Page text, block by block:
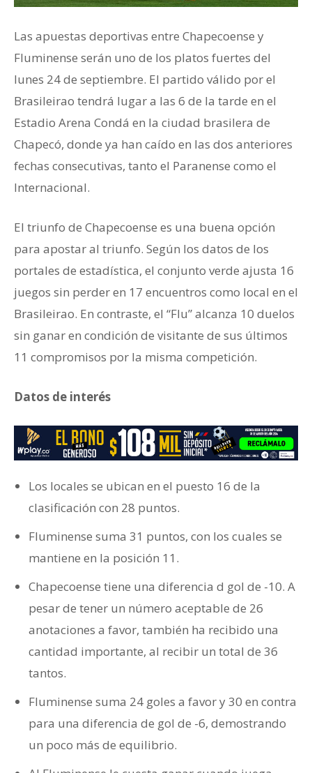
Las apuestas deportivas entre Chapecoense y
Fluminense serán uno de los platos fuertes del
lunes 24 de septiembre. El partido válido por el
Brasileirao tendrá lugar a las 6 de la tarde en el
Estadio Arena Condá en la ciudad brasilera de
Chapecó, donde ya han caído en las dos anteriores
fechas consecutivas, tanto el Paranense como el
Internacional.
El triunfo de Chapecoense es una buena opción
para apostar al triunfo. Según los datos de los
portales de estadística, el conjunto verde ajusta 16
juegos sin perder en 17 encuentros como local en el
Brasileirao. En contraste, el “Flu” alcanza 10 duelos
sin ganar en condición de visitante de sus últimos
11 compromisos por la misma competición.
Datos de interés
Los locales se ubican en el puesto 16 de la
clasificación con 28 puntos.
Fluminense suma 31 puntos, con los cuales se
mantiene en la posición 11.
Chapecoense tiene una diferencia d gol de -10. A
pesar de tener un número aceptable de 26
anotaciones a favor, también ha recibido una
cantidad importante, al recibir un total de 36
tantos.
Fluminense suma 24 goles a favor y 30 en contra
para una diferencia de gol de -6, demostrando
un poco más de equilibrio.